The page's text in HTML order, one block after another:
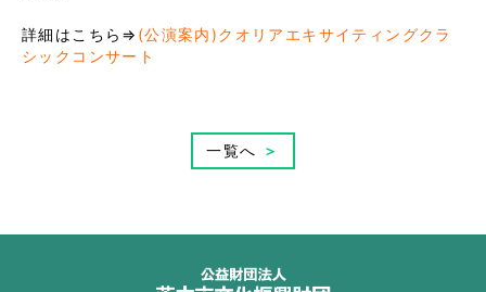
詳細はこちら⇒ (公演案内)クオリアエキサイティングクラ
シックコンサート
一覧へ ＞